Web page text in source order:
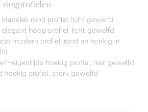
ringprofielen
rond profiel, licht gewelfd
hoog profiel, licht gewelfd
modern profiel, rond en hoekig in
eigentijds hoekig profiel, niet gewelfd
hoekig profiel, sterk gewelfd